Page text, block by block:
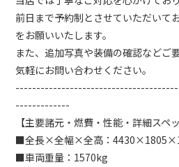
前日まで予約制とさせていただいて
をお願いいたします。
また、追加写真や装備の確認などご
気軽にお問い合わせください。
-------------
【主要諸元・燃費・性能・詳細スペッ
■全長×全幅×全高：
■車両重量：1570kg